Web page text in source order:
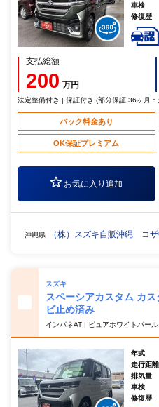
車検
修復歴
支払総額
200 万円
法定整備付き | 保証付き (部分保証 36ヶ月：
パック料金あり
OK保証プレミアム
お気に入り追加
沖縄県 （株）スズキ自販沖縄 コ
スズキ
スペーシアカスタム
ビ止め済み
インパネAT | ピュアホワイトパー
年式
走行距離
排気量
車検
修復歴